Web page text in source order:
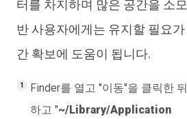
터를 차지하며 많은 공간을 소
반 사용자에게는 유지할 필요
간 확보에 도움이 됩니다.
Finder를 열고 "이동"을 클릭한
하고 "~/Library/Application